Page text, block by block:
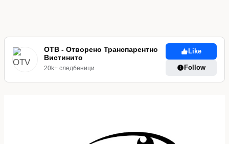
ОТВ - Отворено Транспарентно
Вистинито
20k+ следбеници
Like
Follow